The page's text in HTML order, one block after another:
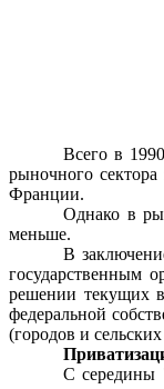
Всего в
рыночного
Франции.
Однако в
меньше.
В
государственным
решении текущих
федеральной
(городов и
С середины